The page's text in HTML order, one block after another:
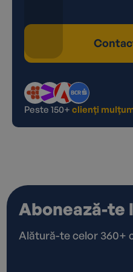
Peste 150+ clienți
Abonează-te
Alătură-te celor 360+